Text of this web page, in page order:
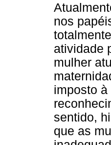
nos
atividade
mulher
imposto
sentido,
que as